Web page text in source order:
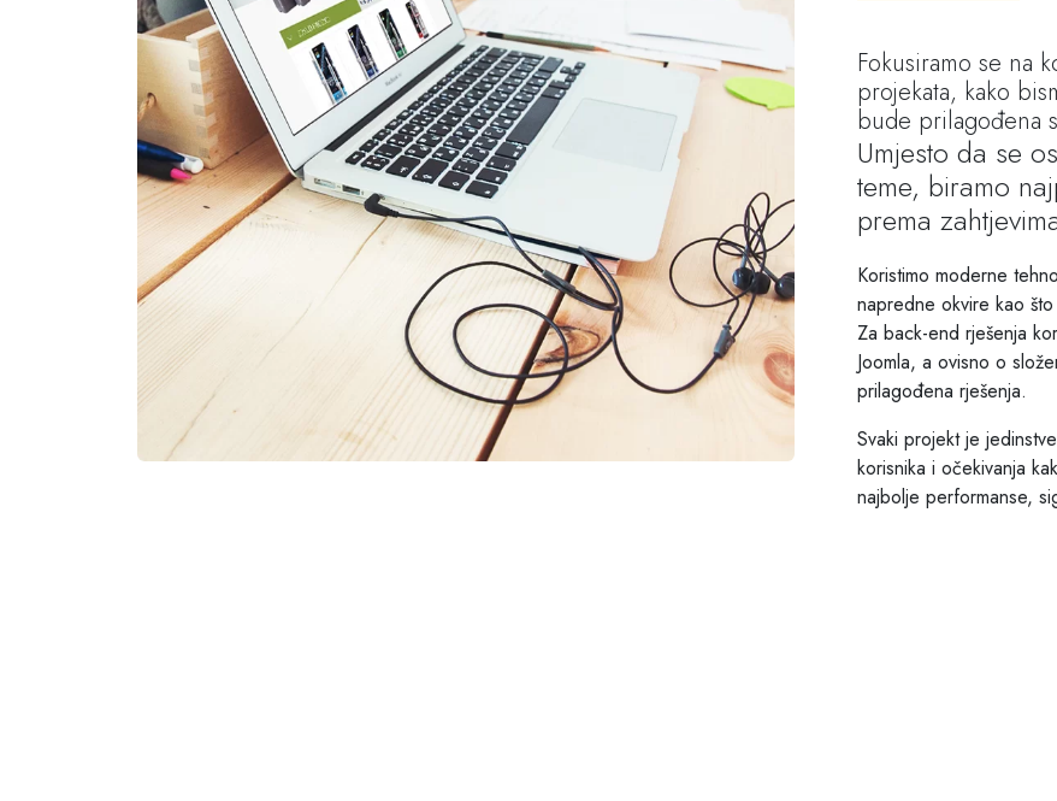
Fokusiramo se na
projekata, kako
bude prilagođena
Umjesto da se
teme, biramo
prema
Koristimo moderne
napredne okvire kao
Za back-end rješenja
Joomla, a ovisno o
prilagođena rješenja.
Svaki projekt je
korisnika i očekivanja
najbolje performanse,